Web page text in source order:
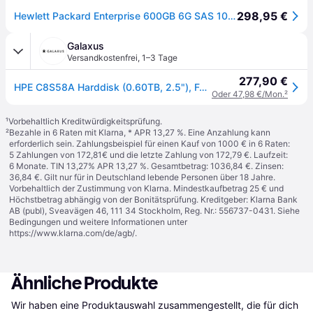
Hewlett Packard Enterprise 600GB 6G SAS 10K SFF 2.5" C8S58A298,95 €
Galaxus
Versandkostenfrei, 1–3 Tage
HPE C8S58A Harddisk (0.60TB, 2.5"), Festplatte 277,90 €
Oder 47,98 €/Mon.²
¹Vorbehaltlich Kreditwürdigkeitsprüfung.
²Bezahle in 6 Raten mit Klarna, * APR 13,27 %. Eine Anzahlung kann
erforderlich sein. Zahlungsbeispiel für einen Kauf von 1000 € in 6 Raten:
5 Zahlungen von 172,81€ und die letzte Zahlung von 172,79 €. Laufzeit:
6 Monate. TIN 13,27% APR 13,27 %. Gesamtbetrag: 1036,84 €. Zinsen:
36,84 €. Gilt nur für in Deutschland lebende Personen über 18 Jahre.
Vorbehaltlich der Zustimmung von Klarna. Mindestkaufbetrag 25 € und
Höchstbetrag abhängig von der Bonitätsprüfung. Kreditgeber: Klarna Bank
AB (publ), Sveavägen 46, 111 34 Stockholm, Reg. Nr.: 556737-0431. Siehe
Bedingungen und weitere Informationen unter
https://www.klarna.com/de/agb/.
Ähnliche Produkte
Wir haben eine Produktauswahl zusammengestellt, die für dich